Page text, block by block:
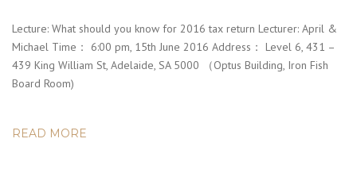
Lecture: What should you know for 2016 tax return Lecturer: April &
Michael Time： 6:00 pm, 15th June 2016 Address： Level 6, 431 –
439 King William St, Adelaide, SA 5000 （Optus Building, Iron Fish
Board Room)
READ MORE